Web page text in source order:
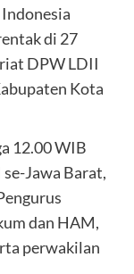
di 27
DPW LDII
Kota
12.00 WIB
Jawa Barat,
dan HAM,
perwakilan